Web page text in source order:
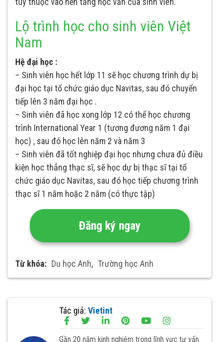
Lộ trình học cho sinh viên Việt
Nam
Hệ đại học :
– Sinh viên học hết lớp 11 sẽ học chương trình dự bị
đại học tại tổ chức giáo dục Navitas, sau đó chuyển
tiếp lên 3 năm đại học .
– Sinh viên đã học xong lớp 12 có thể học chương
trình International Year 1 (tương đương năm 1 đại
học) , sau đó học lên năm 2 và năm 3
– Sinh viên đã tốt nghiệp đại học nhưng chưa đủ điều
kiện học thẳng thạc sĩ, sẽ học dự bị thạc sĩ tại tổ
chức giáo dục Navitas, sau đó học tiếp chương trình
thạc sĩ 1 năm hoặc 2 năm (có thực tập)
Đăng ký ngay
Từ khóa: Du học Anh, Trường học Anh
Tác giả: Vietint
Gần 20 năm kinh nghiệm trong lĩnh vực tư vấn